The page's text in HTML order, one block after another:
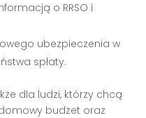
o RRSO i
ubezpieczenia w
spłaty.
dla ludzi, którzy chcą
budżet oraz